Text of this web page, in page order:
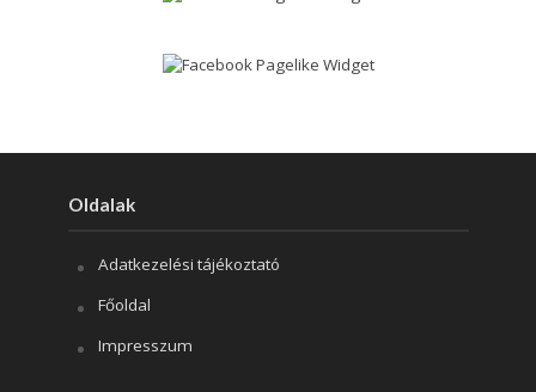
Oldalak
Adatkezelési tájékoztató
Főoldal
Impresszum